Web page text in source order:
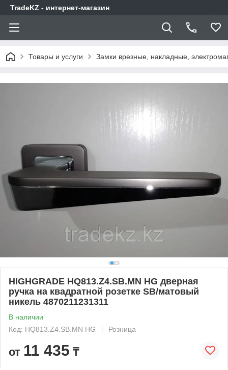
TradeKZ - интернет-магазин
Товары и услуги Замки врезные, накладные,
HIGHGRADE HQ813.Z4.SB.MN HG дверная
ручка на квадратной розетке SB/матовый
никель 4870211231311
В наличии
Код: HQ813.Z4.SB.MN HG
Розница
от 11 435 ₸